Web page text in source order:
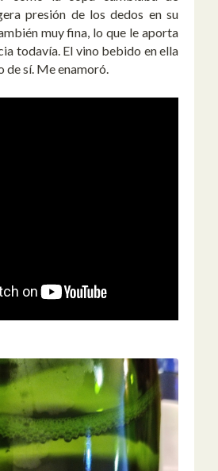
presión de los dedos en su
muy fina, lo que le aporta
todavía. El vino bebido en ella
de sí. Me enamoró.